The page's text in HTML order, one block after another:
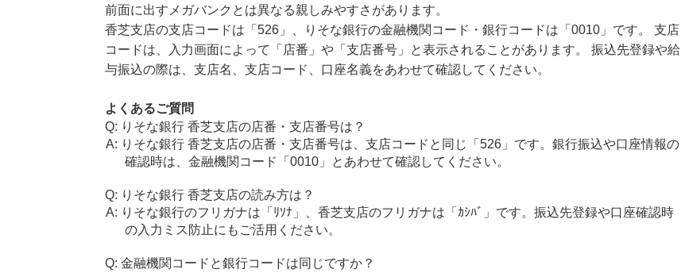
前面に出すメガバンクとは異なる親しみやすさがあります。
香芝支店の支店コードは「526」、りそな銀行の金融機関コード・銀行コードは「0010」です。 支店
コードは、入力画面によって「店番」や「支店番号」と表示されることがあります。 振込先登録や給
与振込の際は、支店名、支店コード、口座名義をあわせて確認してください。
よくあるご質問
りそな銀行 香芝支店の店番・支店番号は？
りそな銀行 香芝支店の店番・支店番号は、支店コードと同じ「526」です。銀行振込や口座情報の
確認時は、金融機関コード「0010」とあわせて確認してください。
りそな銀行 香芝支店の読み方は？
りそな銀行のフリガナは「ﾘｿﾅ」、香芝支店のフリガナは「ｶｼﾊﾞ」です。振込先登録や口座確認時
の入力ミス防止にもご活用ください。
金融機関コードと銀行コードは同じですか？